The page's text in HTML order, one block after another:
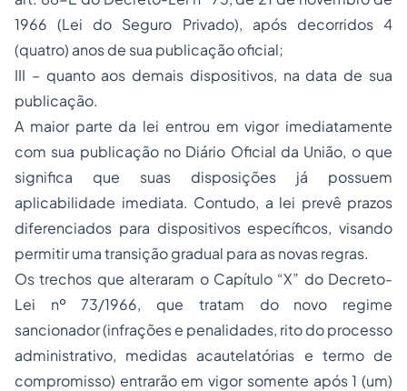
1966 (Lei do Seguro Privado), após decorridos 4
(quatro) anos de sua publicação oficial;
III – quanto aos demais dispositivos, na data de sua
publicação.
A maior parte da lei entrou em vigor imediatamente
com sua publicação no Diário Oficial da União, o que
significa que suas disposições já possuem
aplicabilidade imediata. Contudo, a lei prevê prazos
diferenciados para dispositivos específicos, visando
permitir uma transição gradual para as novas regras.
Os trechos que alteraram o Capítulo “X” do Decreto-
Lei nº 73/1966, que tratam do novo regime
sancionador (infrações e penalidades, rito do processo
administrativo, medidas acautelatórias e termo de
compromisso) entrarão em vigor somente após 1 (um)